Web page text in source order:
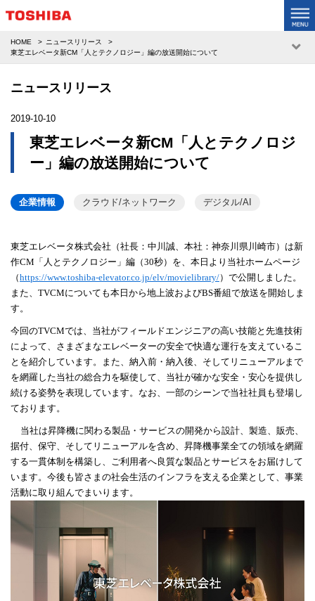
HOME
ニュースリリース
東芝エレベータ新CM「人とテクノロジー」編の放送開始について
ニュースリリース
2019-10-10
東芝エレベータ新CM「人とテクノロジ
ー」編の放送開始について
企業情報 クラウド/ネットワーク デジタル/AI
東芝エレベータ株式会社（社長：中川誠、本社：神奈川県川崎市）は新
作CM 「人とテクノロジー」編（30秒）を、本日より当社ホームページ
（https://www.toshiba-elevator.co.jp/elv/movielibrary/）で公開しました。
また、 TVCMについても本日から地上波およびBS番組で放送を開始しま
す。
今回のTVCMでは、当社がフィールドエンジニアの高い技能と先進技術
によって、さまざまなエレベーターの安全で快適な運行を支えているこ
とを紹介しています。また、納入前・納入後、そしてリニューアルまで
を網羅した当社の総合力を駆使して、当社が確かな安全・安心を提供し
続ける姿勢を表現しています。なお、一部のシーンで当社社員も登場し
ております。
当社は昇降機に関わる製品・サービスの開発から設計、製造、販売、
据付、保守、そしてリニューアルを含め、昇降機事業全ての領域を網羅
する一貫体制を構築し、ご利用者へ良質な製品とサービスをお届けして
います。今後も皆さまの社会生活のインフラを支える企業として、事業
活動に取り組んでまいります。